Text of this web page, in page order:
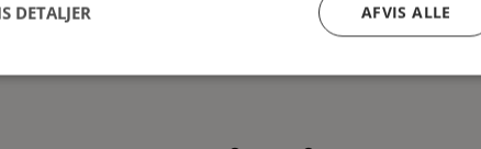
AFVIS ALLE
DETALJER